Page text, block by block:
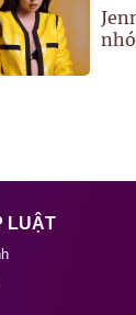
LUẬT